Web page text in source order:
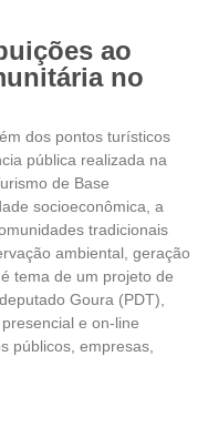
ao
no
dos pontos turísticos
pública realizada na
de Base
socioeconômica, a
tradicionais
ambiental, geração
tema de um projeto de
Goura (PDT),
e on-line
públicos, empresas,